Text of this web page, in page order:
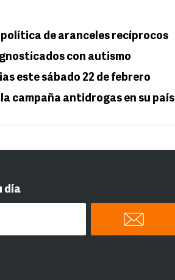
de aranceles recíprocos
con autismo
este sábado 22 de febrero
campaña antidrogas en su país
día